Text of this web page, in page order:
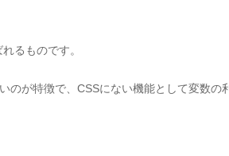
るものです。
のが特徴で、CSSにない機能として変数の